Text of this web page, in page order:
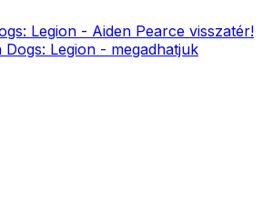
Legion - Aiden Pearce visszatér!
Dogs: Legion - megadhatjuk